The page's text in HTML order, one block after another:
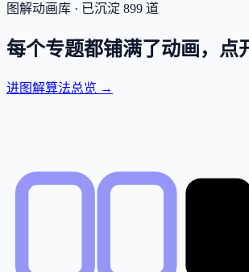
图解动画库 · 已沉淀 899 道
每个专题都铺满了动画，点
进图解算法总览 →